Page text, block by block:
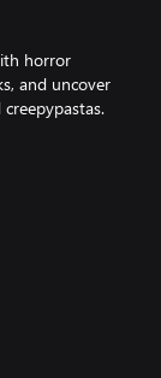
horror
and uncover